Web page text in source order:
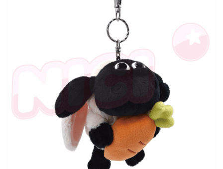
１．於結帳方式選擇「AFTEE先享後付」後，將跳轉至「AFTEE先享後付」
結帳頁面，進行簡訊認證並確認金額後，即可完成結帳。
２．訂單成立數日內，您將收到繳費通知簡訊。
３．收到繳費通知簡訊後14天內，點擊此簡訊中的連結，可透過四大超商／
ATM／網路銀行／等多元方式進行付款，方視為交易完成。
※ 請注意：結帳手續完成當下不需立刻繳費，但若您需要取消訂單，請聯絡
購買商品的店家。未經商家同意取消之訂單仍視為有效，需透過AFTEE先享
後付繳納相關費用。
※ 交易是否成功請以「AFTEE先享後付 」之結帳頁面顯示為準，若有關於
是否繳費成功／繳費後需取消欲退款等相關疑問，請聯繫「AFTEE先享後付
https://netprotections.freshdesk.com/support/home
【注意事項】
１．透過由恩沛科技股份有限公司提供之「AFTEE先享後付」服務完成之交
易，需依本服務之必要範圍內提供個人資料，並將交易相關給付款項請求債
權轉讓予恩沛科技股份有限公司。
２．關於個人資料處理事宜，請瀏覽以下網址：
３．未成年的使用者請事先徵得法定代理人或監護人之同意方可使用
每筆NT$100，滿NT$490(含以上)免運費
每筆NT$100，滿NT$990(含以上)免運費
海外國家